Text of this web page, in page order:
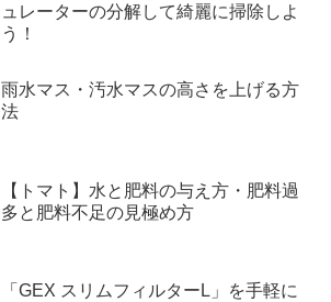
ュレーターの分解して綺麗に掃除しよ
う！
雨水マス・汚水マスの高さを上げる方
法
【トマト】水と肥料の与え方・肥料過
多と肥料不足の見極め方
「GEX スリムフィルターL」を手軽に